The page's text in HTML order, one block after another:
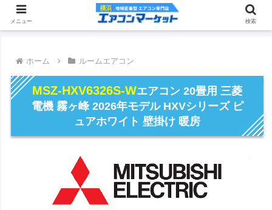
ホーム ルームエアコン
MSZ-HXV6326S-Wエアコン 20畳用 三菱
電機 霧ヶ峰 2026年モデル HXVシリーズ ピ
ュアホワイト 壁掛け 暖房
メニュー 検索